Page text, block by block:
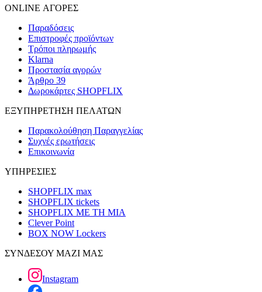
ONLINE ΑΓΟΡΕΣ
Παραδόσεις
Επιστροφές προϊόντων
Τρόποι πληρωμής
Klarna
Προστασία αγορών
Άρθρο 39
Δωροκάρτες SHOPFLIX
ΕΞΥΠΗΡΕΤΗΣΗ ΠΕΛΑΤΩΝ
Παρακολούθηση Παραγγελίας
Συχνές ερωτήσεις
Επικοινωνία
ΥΠΗΡΕΣΙΕΣ
SHOPFLIX max
SHOPFLIX tickets
SHOPFLIX ΜΕ ΤΗ ΜΙΑ
Clever Point
BOX NOW Lockers
ΣΥΝΔΕΣΟΥ ΜΑΖΙ ΜΑΣ
Instagram